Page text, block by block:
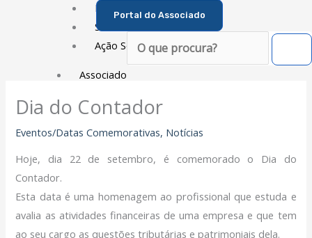
Diretoria
Sede Social
Ação Social
Associado
Porque ser um Associado
Contribuição Sindical
Dissídios e Convenções de Trabalho
EICON
Portal do Associado
Pesquisar
Dia do Contador
Eventos/Datas Comemorativas, Notícias
Hoje, dia 22 de setembro, é comemorado o Dia do
Contador.
Esta data é uma homenagem ao profissional que estuda e
avalia as atividades financeiras de uma empresa e que tem
ao seu cargo as questões tributárias e patrimoniais dela.